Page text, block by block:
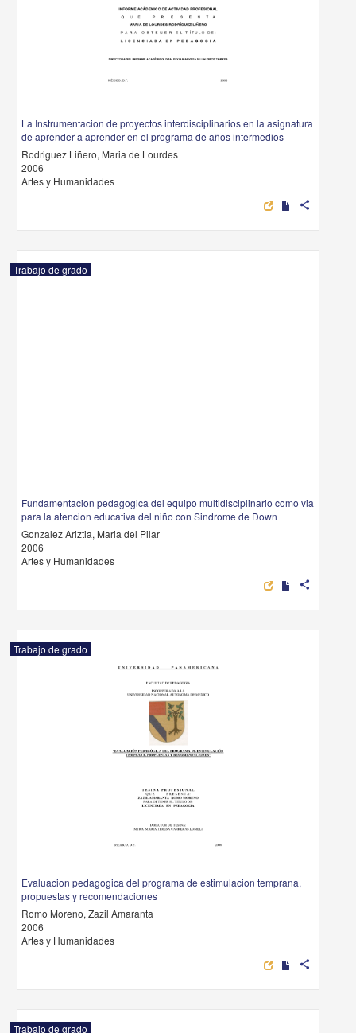
La Instrumentacion de proyectos interdisciplinarios en la asignatura
de aprender a aprender en el programa de años intermedios
Rodriguez Liñero, Maria de Lourdes
2006
Artes y Humanidades
share
Trabajo de grado
Fundamentacion pedagogica del equipo multidisciplinario como via
para la atencion educativa del niño con Sindrome de Down
Gonzalez Ariztia, Maria del Pilar
2006
Artes y Humanidades
share
Trabajo de grado
Evaluacion pedagogica del programa de estimulacion temprana,
propuestas y recomendaciones
Romo Moreno, Zazil Amaranta
2006
Artes y Humanidades
share
Trabajo de grado